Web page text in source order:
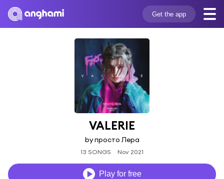
Get the app
VALERIE
by просто Лера
13 SONGS Nov 2021
Play for free